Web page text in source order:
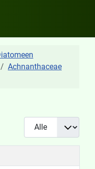
Achnanthaceae
Anzeige #